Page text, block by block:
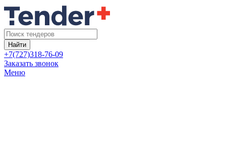
Найти
+7(727)318-76-09
Заказать звонок
Меню